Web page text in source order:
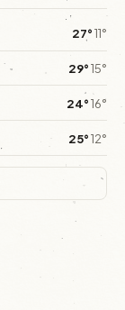
27°11°
29°15°
24°16°
25°12°